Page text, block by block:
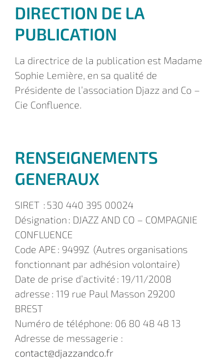
DIRECTION DE LA
PUBLICATION
La directrice de la publication est Madame
Sophie Lemière, en sa qualité de
Présidente de l’association Djazz and Co –
Cie Confluence.
RENSEIGNEMENTS
GENERAUX
SIRET : 530 440 395 00024
Désignation : DJAZZ AND CO – COMPAGNIE
CONFLUENCE
Code APE : 9499Z (Autres organisations
fonctionnant par adhésion volontaire)
Date de prise d’activité : 19/11/2008
adresse : 119 rue Paul Masson 29200
BREST
Numéro de téléphone: 06 80 48 48 13
Adresse de messagerie :
contact@djazzandco.fr